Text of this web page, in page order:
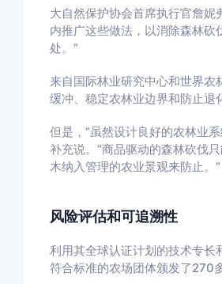
大自然保护协会首席执行官詹
内推广这些做法，以消除森林砍
处。”
来自国际林业研究中心和世界
缓冲、稳定农林业边界和防止退
但是，“虽然设计良好的农林业
补充说。“商品驱动的森林砍伐
木纳入管理的农业景观来防止。”
风险评估和可追溯性
利用其全球认证计划的技术专长
符合标准的农场团体颁发了270